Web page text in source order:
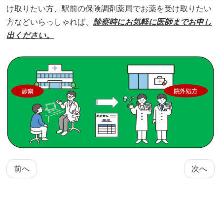
け取りたい方、駅前の保険調剤薬局でお薬を受け取りたい
方などいらっしゃれば、診察時にお気軽に医師までお申し
出ください。
前へ 次へ